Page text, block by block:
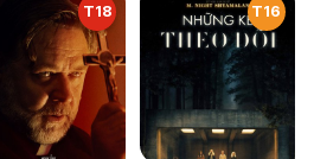
7.3
T18 T16